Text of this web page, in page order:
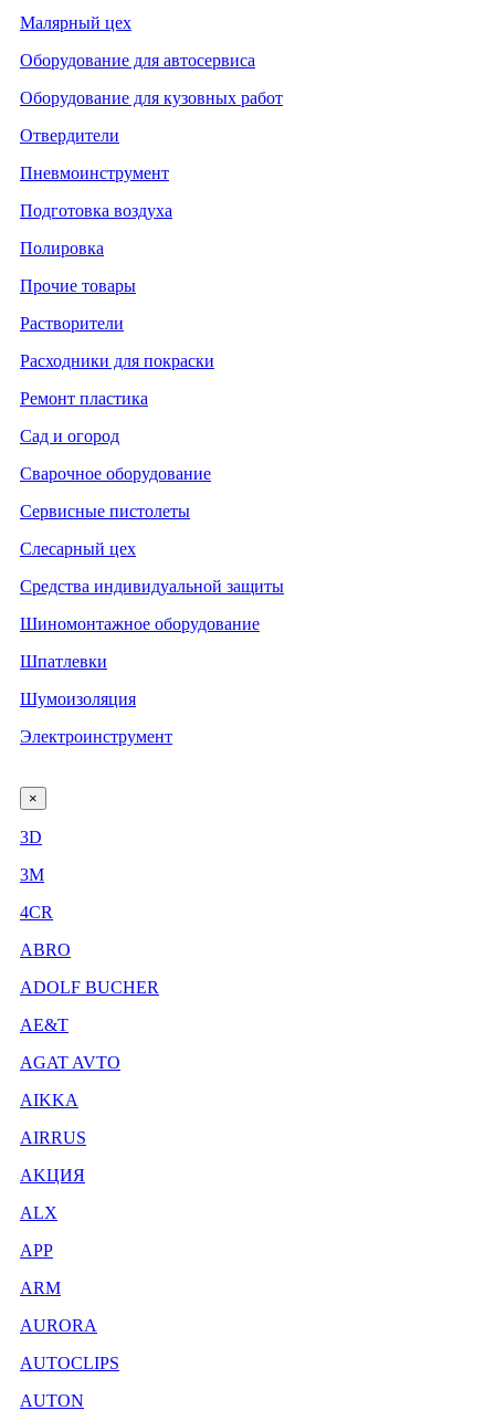
Малярный цех
Оборудование для автосервиса
Оборудование для кузовных работ
Отвердители
Пневмоинструмент
Подготовка воздуха
Полировка
Прочие товары
Растворители
Расходники для покраски
Ремонт пластика
Сад и огород
Сварочное оборудование
Сервисные пистолеты
Слесарный цех
Средства индивидуальной защиты
Шиномонтажное оборудование
Шпатлевки
Шумоизоляция
Электроинструмент
×
3D
3М
4CR
ABRO
ADOLF BUCHER
AE&T
AGAT AVTO
AIKKA
AIRRUS
AKЦИЯ
ALX
APP
ARM
AURORA
AUTOCLIPS
AUTON